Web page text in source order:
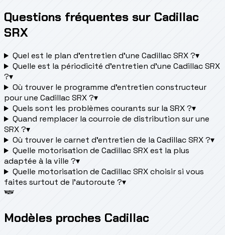
Questions fréquentes sur Cadillac
SRX
Quel est le plan d’entretien d’une Cadillac SRX ?▾
Quelle est la périodicité d’entretien d’une Cadillac SRX
?▾
Où trouver le programme d’entretien constructeur
pour une Cadillac SRX ?▾
Quels sont les problèmes courants sur la SRX ?▾
Quand remplacer la courroie de distribution sur une
SRX ?▾
Où trouver le carnet d'entretien de la Cadillac SRX ?▾
Quelle motorisation de Cadillac SRX est la plus
adaptée à la ville ?▾
Quelle motorisation de Cadillac SRX choisir si vous
faites surtout de l'autoroute ?▾
Modèles proches Cadillac